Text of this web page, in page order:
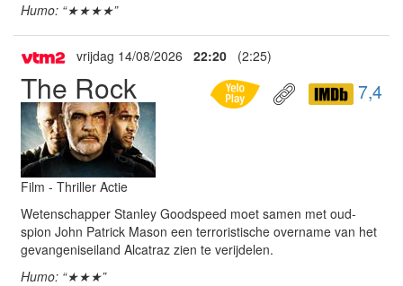
Humo: “★★★★”
vrijdag 14/08/2026 22:20 (2:25)
The Rock 7,4
Film - Thriller Actie
Wetenschapper Stanley Goodspeed moet samen met oud-
spion John Patrick Mason een terroristische overname van het
gevangeniseiland Alcatraz zien te verijdelen.
Humo: “★★★”